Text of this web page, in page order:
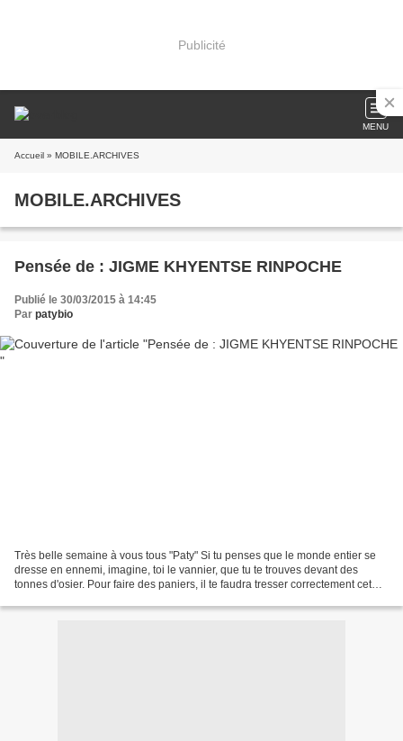
Publicité
MENU
Accueil » MOBILE.ARCHIVES
MOBILE.ARCHIVES
Pensée de : JIGME KHYENTSE RINPOCHE
Publié le 30/03/2015 à 14:45
Par patybio
Très belle semaine à vous tous "Paty" Si tu penses que le monde entier se
dresse en ennemi, imagine, toi le vannier, que tu te trouves devant des
tonnes d'osier. Pour faire des paniers, il te faudra tresser correctement cet